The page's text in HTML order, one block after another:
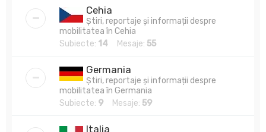
Cehia
Știri, reportaje și informații despre
mobilitatea în Cehia
Subiecte: 14 Mesaje: 55
Germania
Știri, reportaje și informații despre
mobilitatea în Germania
Subiecte: 9 Mesaje: 59
Italia